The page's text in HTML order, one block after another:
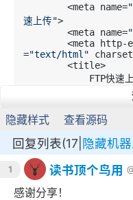
        <meta name=
速上传">
        <meta name=
<meta
="text/html"
s.baidu.com/
ss" type="text/css"
        <script type=
p://api.hitokoto.us/
8">
</script>
        <style type=
#hitokoto a {
隐藏样式 查看源码
回复列表(17| 隐藏机
1 读书顶个鸟用
感谢分享！